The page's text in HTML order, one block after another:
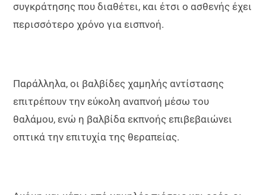
συγκράτησης που διαθέτει, και έτσι ο ασθενής έχει
περισσότερο χρόνο για εισπνοή.
Παράλληλα, οι βαλβίδες χαμηλής αντίστασης
επιτρέπουν την εύκολη αναπνοή μέσω του
θαλάμου, ενώ η βαλβίδα εκπνοής επιβεβαιώνει
οπτικά την επιτυχία της θεραπείας.